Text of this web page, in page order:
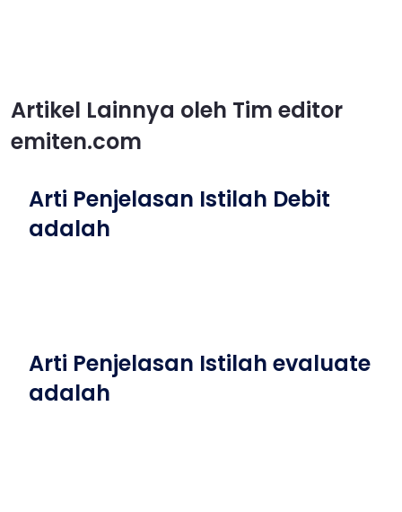
Artikel Lainnya oleh Tim editor
emiten.com
Arti Penjelasan Istilah Debit
adalah
Arti Penjelasan Istilah evaluate
adalah